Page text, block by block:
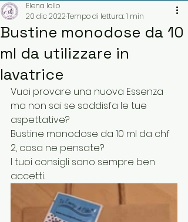
Bustine monodose da 10
ml da utilizzare in
lavatrice
Elena Iollo
20 dic 2022Tempo di lettura: 1 min
Vuoi provare una nuova Essenza
ma non sai se soddisfa le tue
aspettative?
Bustine monodose da 10 ml da chf
2, cosa ne pensate?
I tuoi consigli sono sempre ben
accetti.